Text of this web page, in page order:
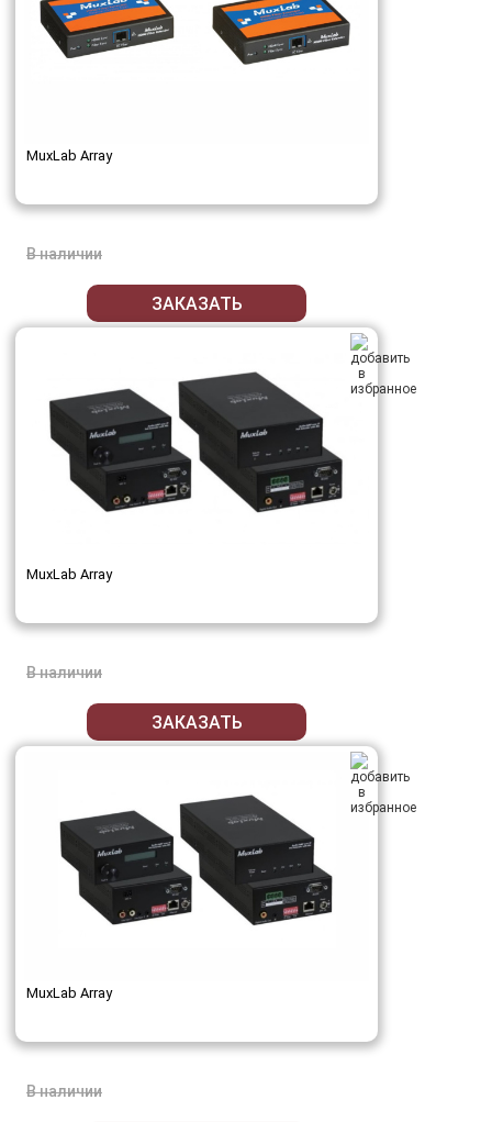
MuxLab Array
В наличии
ЗАКАЗАТЬ
MuxLab Array
В наличии
ЗАКАЗАТЬ
MuxLab Array
В наличии